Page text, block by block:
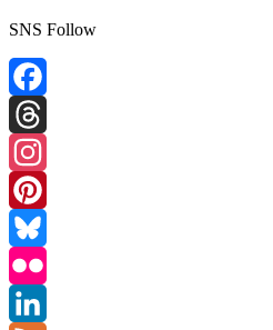
SNS Follow
Facebook
Threads
Instagram
Pinterest
Bluesky
Flickr